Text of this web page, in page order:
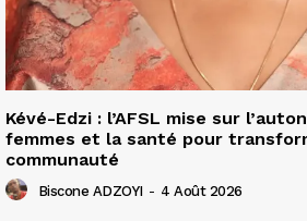
Kévé-Edzi : l’AFSL mise sur
femmes et la santé pour
communauté
Biscone ADZOYI - 4 Août 2026